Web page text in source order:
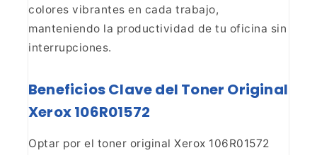
colores vibrantes en cada trabajo,
manteniendo la productividad de tu oficina sin
interrupciones.
Beneficios Clave del Toner Original
Xerox 106R01572
Optar por el toner original Xerox 106R01572